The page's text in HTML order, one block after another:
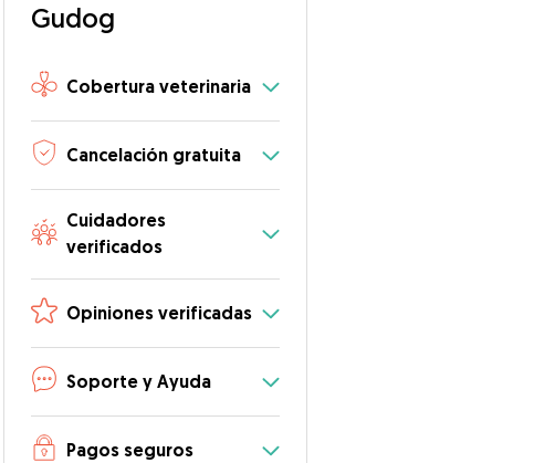
Gudog
Cobertura veterinaria
Cancelación gratuita
Cuidadores
verificados
Opiniones verificadas
Soporte y Ayuda
Pagos seguros